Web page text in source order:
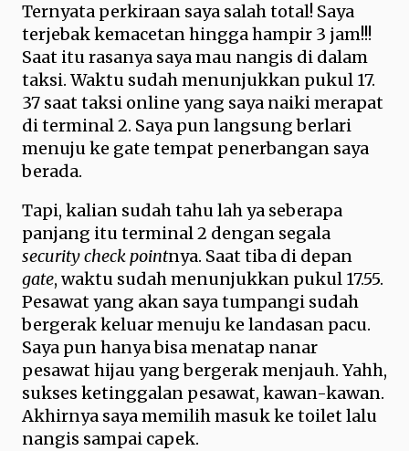
Ternyata perkiraan saya salah total! Saya
terjebak kemacetan hingga hampir 3 jam!!!
Saat itu rasanya saya mau nangis di dalam
taksi. Waktu sudah menunjukkan pukul 17.
37 saat taksi online yang saya naiki merapat
di terminal 2. Saya pun langsung berlari
menuju ke gate tempat penerbangan saya
berada.
Tapi, kalian sudah tahu lah ya seberapa
panjang itu terminal 2 dengan segala
security check pointnya. Saat tiba di depan
gate, waktu sudah menunjukkan pukul 17.55.
Pesawat yang akan saya tumpangi sudah
bergerak keluar menuju ke landasan pacu.
Saya pun hanya bisa menatap nanar
pesawat hijau yang bergerak menjauh. Yahh,
sukses ketinggalan pesawat, kawan-kawan.
Akhirnya saya memilih masuk ke toilet lalu
nangis sampai capek.